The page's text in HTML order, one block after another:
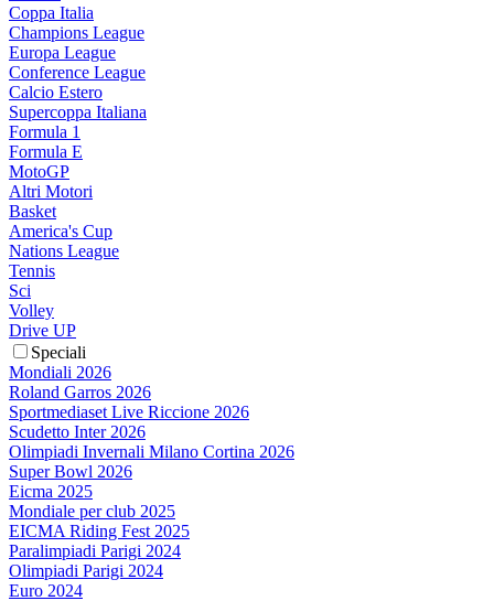
Coppa Italia
Champions League
Europa League
Conference League
Calcio Estero
Supercoppa Italiana
Formula 1
Formula E
MotoGP
Altri Motori
Basket
America's Cup
Nations League
Tennis
Sci
Volley
Drive UP
Speciali
Mondiali 2026
Roland Garros 2026
Sportmediaset Live Riccione 2026
Scudetto Inter 2026
Olimpiadi Invernali Milano Cortina 2026
Super Bowl 2026
Eicma 2025
Mondiale per club 2025
EICMA Riding Fest 2025
Paralimpiadi Parigi 2024
Olimpiadi Parigi 2024
Euro 2024